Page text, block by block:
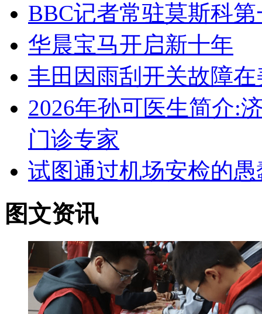
BBC记者常驻莫斯科
华晨宝马开启新十年
丰田因雨刮开关故障
2026年孙可医生简介:
门诊专家
试图通过机场安检的
图文资讯